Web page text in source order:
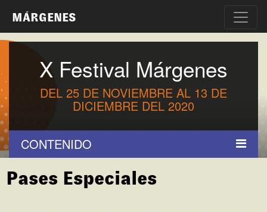
MÁRGENES
X Festival Márgenes
DEL 25 DE NOVIEMBRE AL 13 DE
DICIEMBRE DEL 2020
CONTENIDO
Pases Especiales